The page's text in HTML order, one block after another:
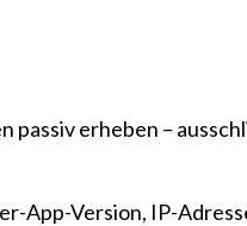
erheben –
App-Version, IP-